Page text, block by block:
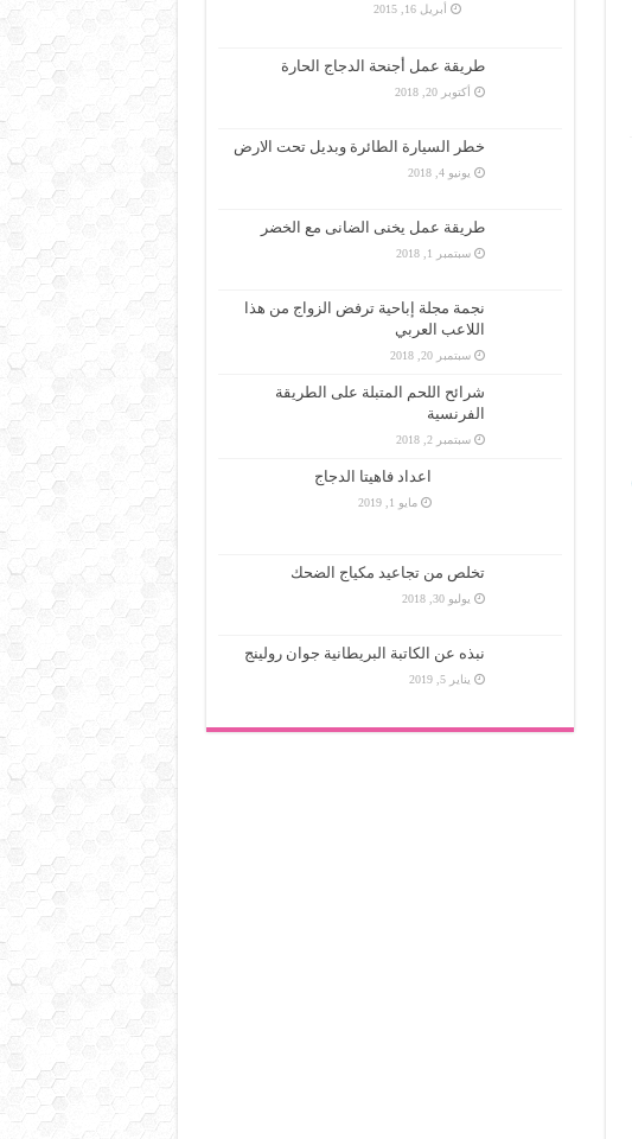
أبريل 16, 2015
طريقة عمل أجنحة الدجاج الحارة
أكتوبر 20, 2018
خطر السيارة الطائرة وبديل تحت الارض
يونيو 4, 2018
طريقة عمل يخنى الضانى مع الخضر
سبتمبر 1, 2018
نجمة مجلة إباحية ترفض الزواج من هذا
اللاعب العربي
سبتمبر 20, 2018
شرائح اللحم المتبلة على الطريقة
الفرنسية
سبتمبر 2, 2018
اعداد فاهيتا الدجاج
مايو 1, 2019
تخلص من تجاعيد مكياج الضحك
يوليو 30, 2018
نبذه عن الكاتبة البريطانية جوان رولينج
يناير 5, 2019